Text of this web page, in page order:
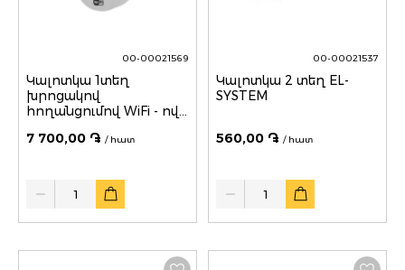
00-00021569
Կալոտկա 1տեղ
խրոցակով
հողանցումով WiFi - ով
7 700,00 ֏ / հատ
Quantity
00-00021537
Կալոտկա 2 տեղ EL-
SYSTEM
560,00 ֏ / հատ
Quantity